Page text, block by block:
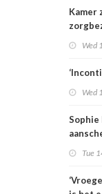
Kamer
Wed
Wed
Sophie
Tue